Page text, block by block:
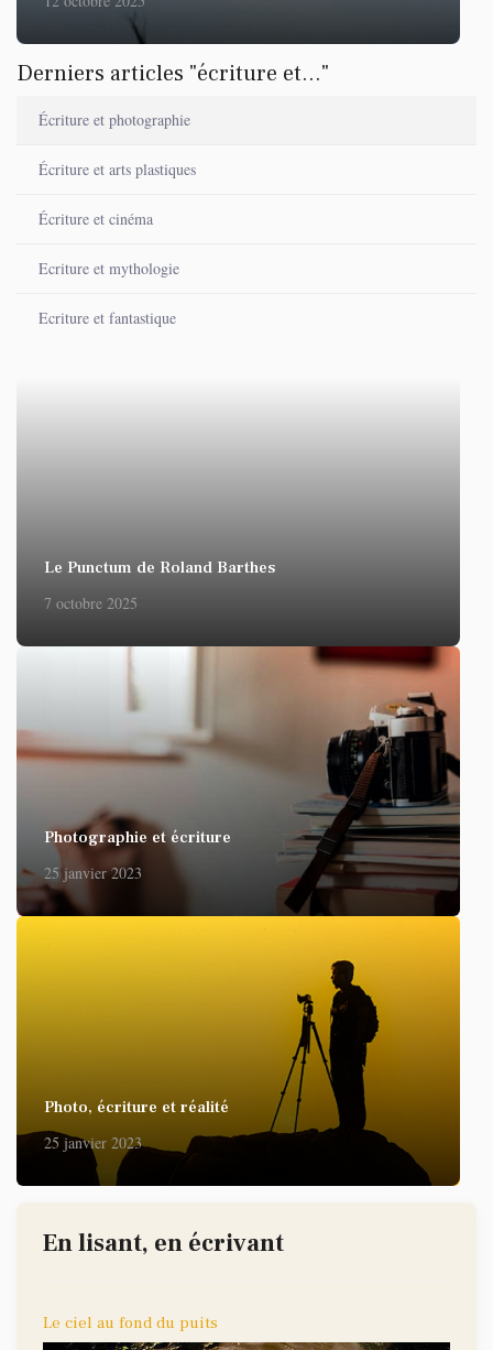
Derniers articles "écriture et..."
Écriture et photographie
Écriture et arts plastiques
Écriture et cinéma
Ecriture et mythologie
Ecriture et fantastique
Le Punctum de Roland Barthes
7 octobre 2025
Photographie et écriture
25 janvier 2023
Photo, écriture et réalité
25 janvier 2023
En lisant, en écrivant
Le ciel au fond du puits